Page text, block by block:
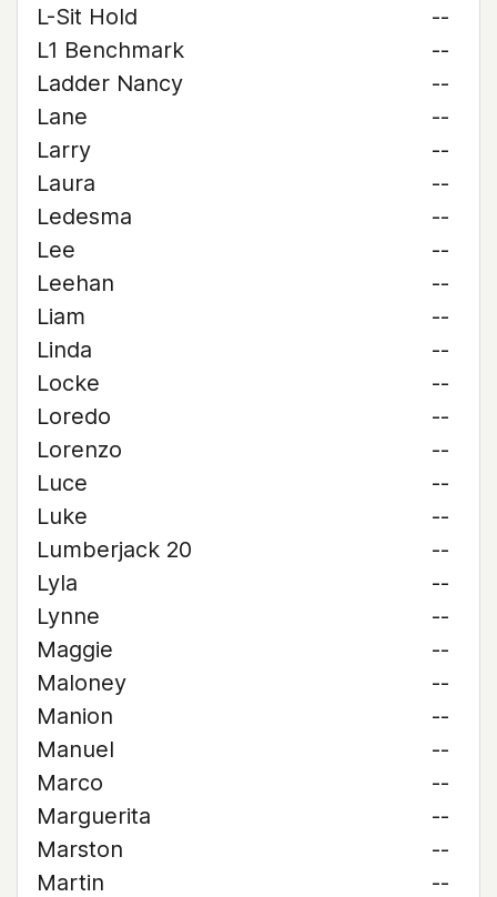
L-Sit Hold
--
L1 Benchmark
--
Ladder Nancy
--
Lane
--
Larry
--
Laura
--
Ledesma
--
Lee
--
Leehan
--
Liam
--
Linda
--
Locke
--
Loredo
--
Lorenzo
--
Luce
--
Luke
--
Lumberjack 20
--
Lyla
--
Lynne
--
Maggie
--
Maloney
--
Manion
--
Manuel
--
Marco
--
Marguerita
--
Marston
--
Martin
--